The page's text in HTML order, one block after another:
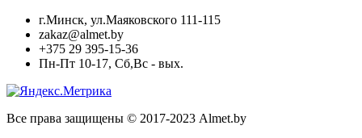
г.Минск, ул.Маяковского 111-115
zakaz@almet.by
+375 29 395-15-36
Пн-Пт 10-17, Сб,Вс - вых.
Все права защищены © 2017-2023 Almet.by